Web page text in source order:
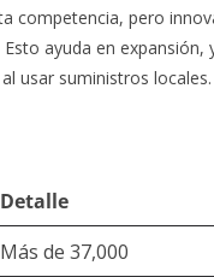
competencia, pero
Esto ayuda en expansión,
usar suministros locales.
Detalle
Más de 37,000